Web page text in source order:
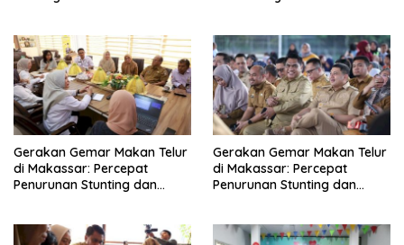
Gerakan Gemar Makan Telur
di Makassar: Percepat
Penurunan Stunting dan
Gerakan Gemar Makan Telur
di Makassar: Percepat
Penurunan Stunting dan